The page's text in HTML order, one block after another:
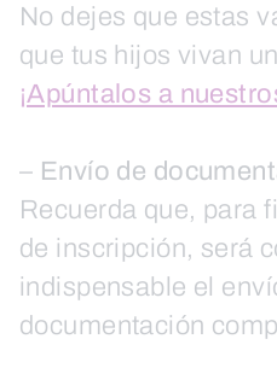
No dejes que estas
que tus hijos vivan
¡Apúntalos a
– Envío de
Recuerda que, para
de inscripción, será
indispensable el
documentación